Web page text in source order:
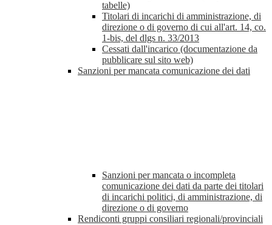
tabelle)
Titolari di incarichi di amministrazione, di
direzione o di governo di cui all'art. 14, co.
1-bis, del dlgs n. 33/2013
Cessati dall'incarico (documentazione da
pubblicare sul sito web)
Sanzioni per mancata comunicazione dei dati
Sanzioni per mancata o incompleta
comunicazione dei dati da parte dei titolari
di incarichi politici, di amministrazione, di
direzione o di governo
Rendiconti gruppi consiliari regionali/provinciali